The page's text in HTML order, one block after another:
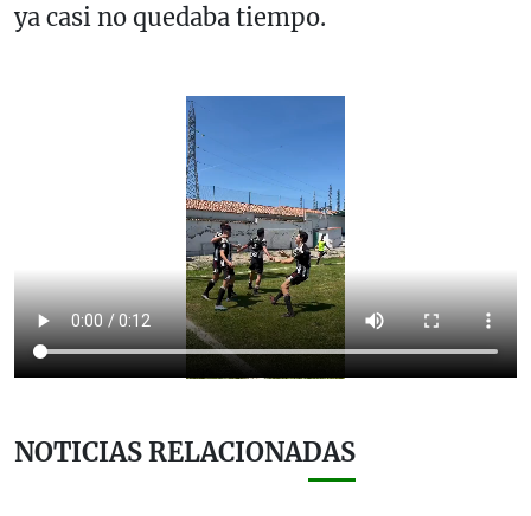
ya casi no quedaba tiempo.
NOTICIAS RELACIONADAS